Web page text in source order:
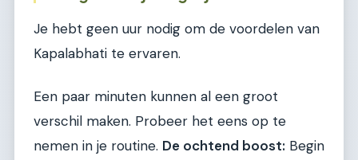
Je hebt geen uur nodig om de voordelen van
Kapalabhati te ervaren.
Een paar minuten kunnen al een groot
verschil maken. Probeer het eens op te
nemen in je routine. De ochtend boost: Begin